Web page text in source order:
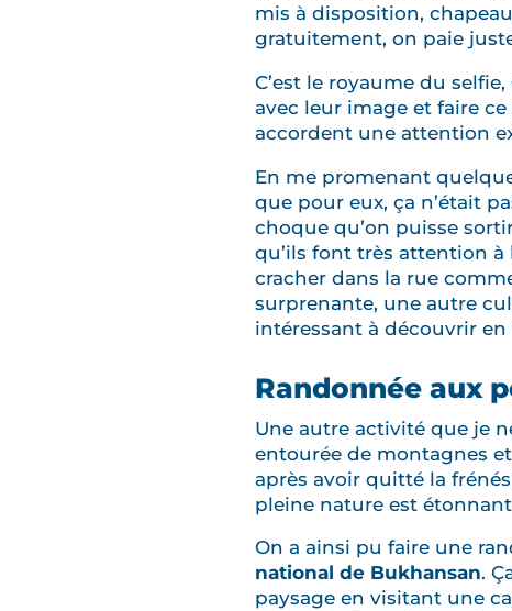
mis à disposition,
gratuitement, on paie
C’est le royaume du
avec leur image et faire
accordent une attention
En me promenant
que pour eux, ça n’était
choque qu’on puisse
qu’ils font très attention à
cracher dans la rue
surprenante, une autre
intéressant à découvrir en
Randonnée aux
Une autre activité que je
entourée de montagnes
après avoir quitté la
pleine nature est
On a ainsi pu faire une
national de Bukhansan.
paysage en visitant une